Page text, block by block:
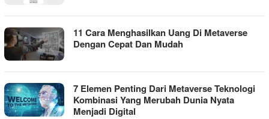
11 Cara Menghasilkan Uang Di Metaverse
Dengan Cepat Dan Mudah
7 Elemen Penting Dari Metaverse Teknologi
Kombinasi Yang Merubah Dunia Nyata
Menjadi Digital